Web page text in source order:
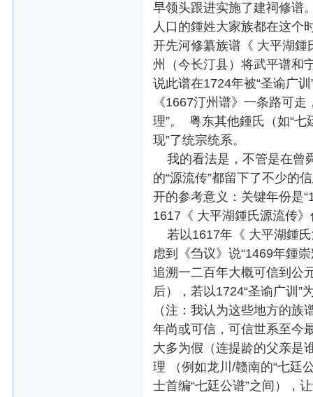
早领头跟进实施了建祠修谱
人口的鍾姓大家族都在这个
开先河修纂族谱《 大平湖
州（今长汀县）将武平谱和
说此谱在1724年被“圣谕广
《1667汀州谱》一条路可
理”。 粤东其他鍾氏（如“七
现”了统宗统系。
我的看法是，不管是在曾
的“源流传”都留下了不少的
开的参考意义：关键年份是
1617《 大平湖鍾氏源流传
若以1617年《 大平湖鍾氏
虑到《刍议》说“1469年鍾
追溯一二百年大概可信到公
后），若以1724“圣谕广训
（注：我认为这些地方的
年尚或可信，可信世系至今
大多为假（连提龄的父亲是
理 （例如龙川/赣南的“七廷
士首编“七廷公谱”之间），